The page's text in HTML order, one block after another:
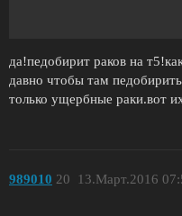
да!педобирит раков на
давно чтобы там
только ущербные раки.вот
989010 13.Март.2016
20